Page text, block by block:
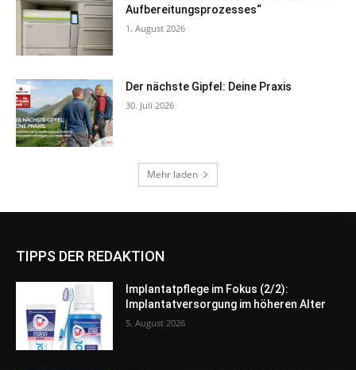
TIPPS DER REDAKTION
Implantatpflege im Fokus (2/2):
Implantatversorgung im höheren Alter
5. August 2026